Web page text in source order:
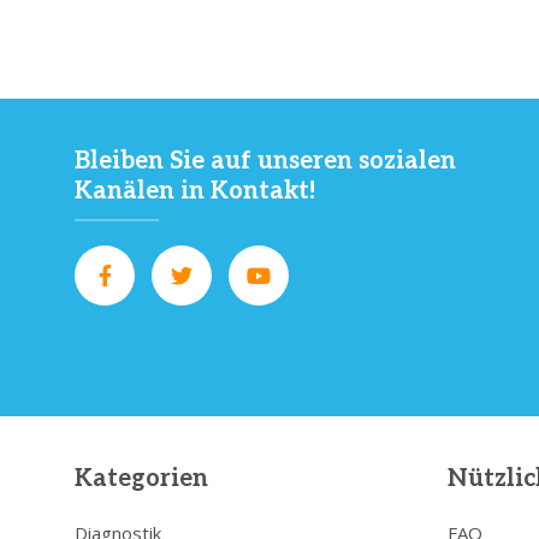
Bleiben Sie auf unseren sozialen
Kanälen in Kontakt!
Kategorien
Diagnostik
FAQ